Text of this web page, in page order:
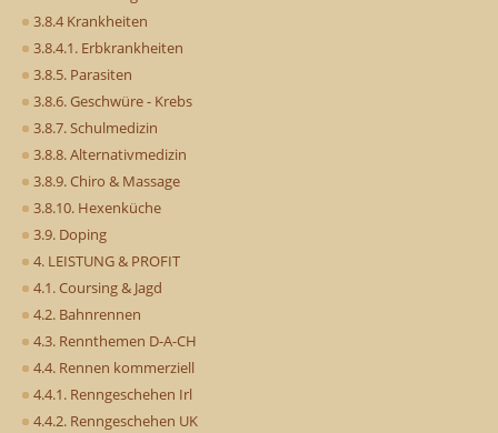
3.8.4 Krankheiten
3.8.4.1. Erbkrankheiten
3.8.5. Parasiten
3.8.6. Geschwüre - Krebs
3.8.7. Schulmedizin
3.8.8. Alternativmedizin
3.8.9. Chiro & Massage
3.8.10. Hexenküche
3.9. Doping
4. LEISTUNG & PROFIT
4.1. Coursing & Jagd
4.2. Bahnrennen
4.3. Rennthemen D-A-CH
4.4. Rennen kommerziell
4.4.1. Renngeschehen Irl
4.4.2. Renngeschehen UK